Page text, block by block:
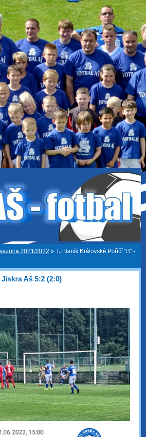
2021/2022 » TJ Baník Královské Poříčí "B" -
Aš 5:2 (2:0)